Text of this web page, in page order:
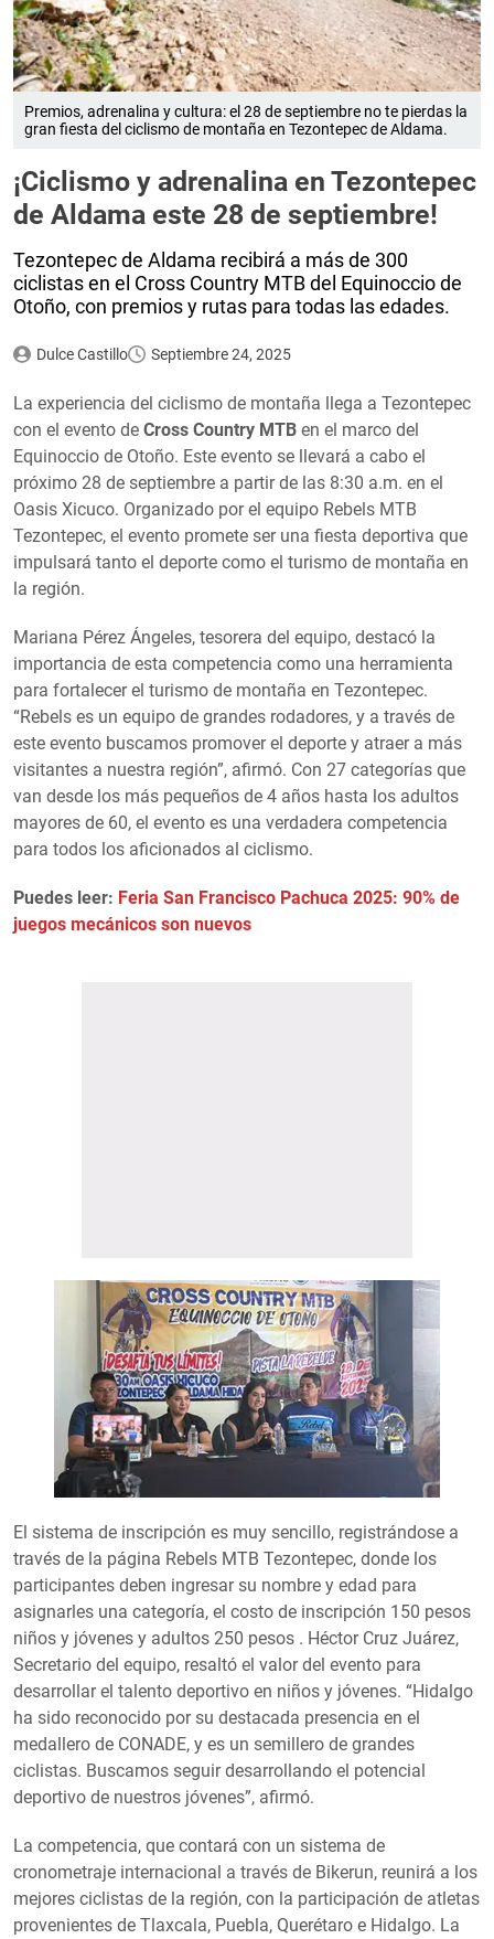
Premios, adrenalina y cultura: el 28 de septiembre no te pierdas la
gran fiesta del ciclismo de montaña en Tezontepec de Aldama.
¡Ciclismo y adrenalina en Tezontepec
de Aldama este 28 de septiembre!
Tezontepec de Aldama recibirá a más de 300
ciclistas en el Cross Country MTB del Equinoccio de
Otoño, con premios y rutas para todas las edades.
Dulce Castillo Septiembre 24, 2025
La experiencia del ciclismo de montaña llega a Tezontepec
con el evento de Cross Country MTB en el marco del
Equinoccio de Otoño. Este evento se llevará a cabo el
próximo 28 de septiembre a partir de las 8:30 a.m. en el
Oasis Xicuco. Organizado por el equipo Rebels MTB
Tezontepec, el evento promete ser una fiesta deportiva que
impulsará tanto el deporte como el turismo de montaña en
la región.
Mariana Pérez Ángeles, tesorera del equipo, destacó la
importancia de esta competencia como una herramienta
para fortalecer el turismo de montaña en Tezontepec.
“Rebels es un equipo de grandes rodadores, y a través de
este evento buscamos promover el deporte y atraer a más
visitantes a nuestra región”, afirmó. Con 27 categorías que
van desde los más pequeños de 4 años hasta los adultos
mayores de 60, el evento es una verdadera competencia
para todos los aficionados al ciclismo.
Puedes leer: Feria San Francisco Pachuca 2025: 90% de
juegos mecánicos son nuevos
El sistema de inscripción es muy sencillo, registrándose a
través de la página Rebels MTB Tezontepec, donde los
participantes deben ingresar su nombre y edad para
asignarles una categoría, el costo de inscripción 150 pesos
niños y jóvenes y adultos 250 pesos . Héctor Cruz Juárez,
Secretario del equipo, resaltó el valor del evento para
desarrollar el talento deportivo en niños y jóvenes. “Hidalgo
ha sido reconocido por su destacada presencia en el
medallero de CONADE, y es un semillero de grandes
ciclistas. Buscamos seguir desarrollando el potencial
deportivo de nuestros jóvenes”, afirmó.
La competencia, que contará con un sistema de
cronometraje internacional a través de Bikerun, reunirá a los
mejores ciclistas de la región, con la participación de atletas
provenientes de Tlaxcala, Puebla, Querétaro e Hidalgo. La